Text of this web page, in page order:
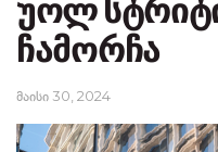
უოლ
ჩამორჩა
მაისი 30, 2024